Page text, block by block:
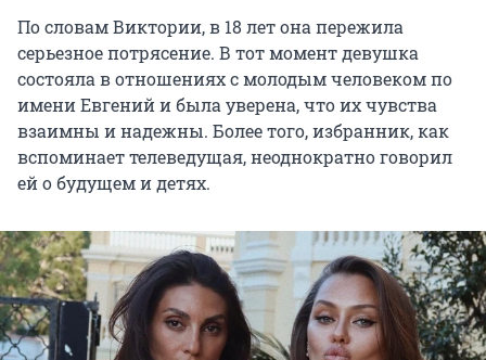
По словам Виктории, в 18 лет она пережила
серьезное потрясение. В тот момент девушка
состояла в отношениях с молодым человеком по
имени Евгений и была уверена, что их чувства
взаимны и надежны. Более того, избранник, как
вспоминает телеведущая, неоднократно говорил
ей о будущем и детях.